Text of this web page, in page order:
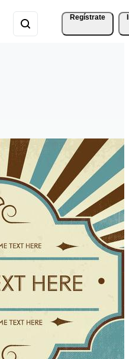
Regístrate